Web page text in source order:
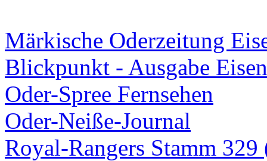
Märkische Oderzeitung
Blickpunkt - Ausgabe
Oder-Spree Fernsehen
Oder-Neiße-Journal
Royal-Rangers Stamm